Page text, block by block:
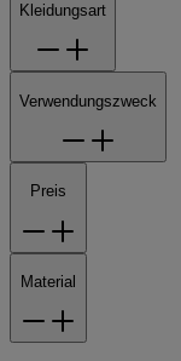
Kleidungsart
Verwendungszweck
Preis
Material